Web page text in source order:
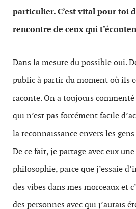
particulier. C’est vital pour toi
rencontre de ceux qui
Dans la mesure du possible oui.
public à partir du moment où ils
raconte. On a toujours
qui n’est pas forcément facile
la reconnaissance envers les
De ce fait, je partage avec eux
philosophie, parce que j’essaie
des vibes dans mes morceaux et
des personnes avec qui j’aurais